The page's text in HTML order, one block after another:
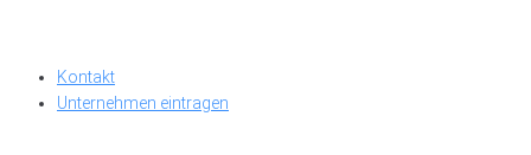
Kontakt
Unternehmen eintragen